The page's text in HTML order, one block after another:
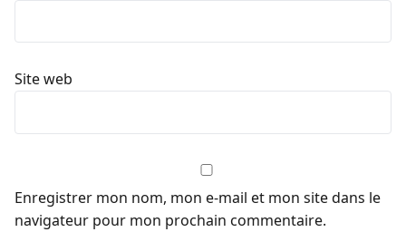
Site web
Enregistrer mon nom, mon e-mail et mon site dans le
navigateur pour mon prochain commentaire.